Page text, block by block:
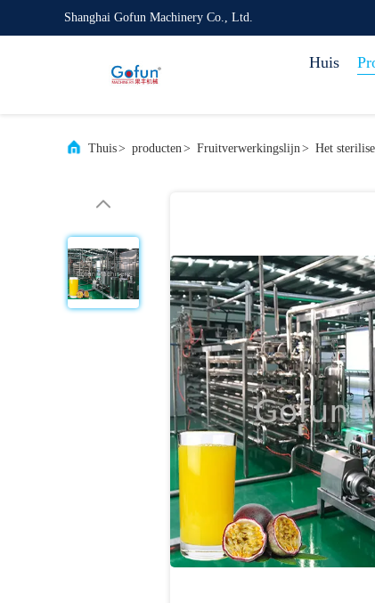
Shanghai Gofun Machinery Co., Ltd.
Huis
Thuis> producten> Fruitverwerkingslijn> Het